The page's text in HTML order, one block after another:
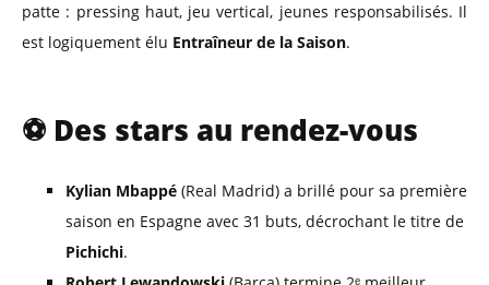
patte : pressing haut, jeu vertical, jeunes responsabilisés. Il
est logiquement élu Entraîneur de la Saison.
⚽ Des stars au rendez-vous
Kylian Mbappé (Real Madrid) a brillé pour sa première
saison en Espagne avec 31 buts, décrochant le titre de
Pichichi.